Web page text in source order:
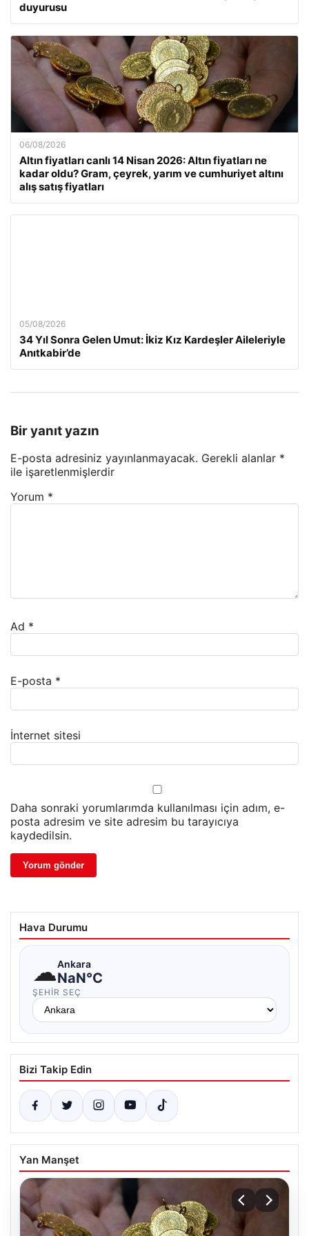
duyurusu
06/08/2026
Altın fiyatları canlı 14 Nisan 2026: Altın fiyatları ne
kadar oldu? Gram, çeyrek, yarım ve cumhuriyet altını
alış satış fiyatları
05/08/2026
34 Yıl Sonra Gelen Umut: İkiz Kız Kardeşler Aileleriyle
Anıtkabir’de
Bir yanıt yazın
E-posta adresiniz yayınlanmayacak. Gerekli alanlar *
ile işaretlenmişlerdir
Yorum *
Ad *
E-posta *
İnternet sitesi
Daha sonraki yorumlarımda kullanılması için adım, e-
posta adresim ve site adresim bu tarayıcıya
kaydedilsin.
Hava Durumu
☁Ankara
NaN°C
ŞEHIR SEÇ
Bizi Takip Edin
Yan Manşet